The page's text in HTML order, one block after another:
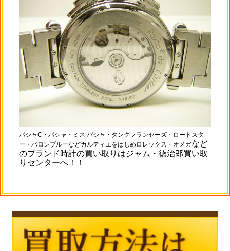
パシャC・パシャ・ミス パシャ・タンクフランセーズ・ロードスタ
ー・バロンブルーなどカルティエをはじめロレックス・オメガなど
のブランド時計の買い取りはジャム・徳治郎買い取
りセンターへ！！